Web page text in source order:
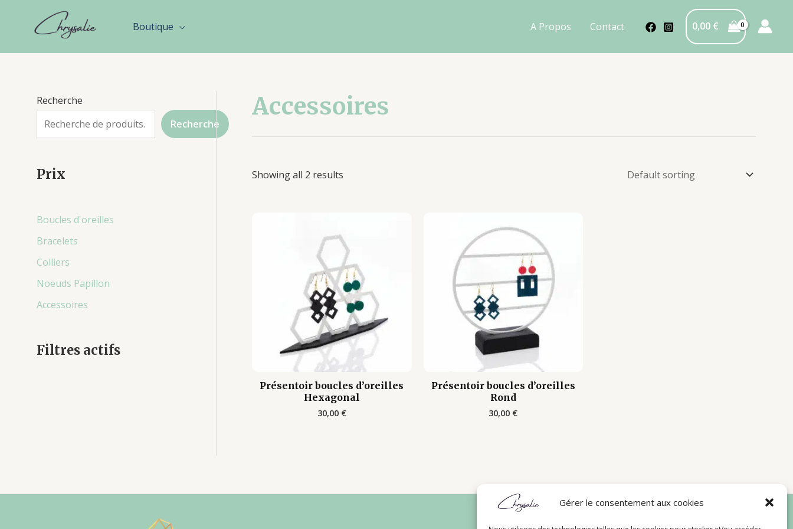
Gérer le consentement aux cookies
contenu
Boutique A Propos Contact 0,00 €
Recherche
Recherche
Prix
Boucles d'oreilles
Bracelets
Colliers
Noeuds Papillon
Accessoires
Filtres actifs
Accessoires
Showing all 2 results
Présentoir boucles d’oreilles
Hexagonal
30,00 €
Présentoir boucles d’oreilles
Rond
30,00 €